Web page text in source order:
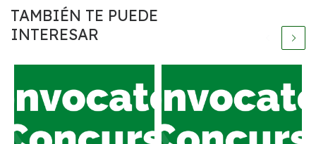
TAMBIÉN TE PUEDE
INTERESAR